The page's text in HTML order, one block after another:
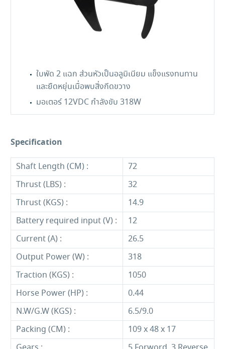
ใบพัด 2 แฉก ส่วนหัวเป็นอลูมิเนียม แข็งแรงทนทาน
และยืดหยุ่นเมื่อพบสิ่งกีดขวาง
มอเตอร์ 12VDC กำลังขับ 318W
Specification
Shaft Length (CM) :
72
Thrust (LBS) :
32
Thrust (KGS) :
14.9
Battery required input (V) :
12
Current (A) :
26.5
Output Power (W) :
318
Traction (KGS) :
1050
Horse Power (HP) :
0.44
N.W/G.W (KGS) :
6.5/9.0
Packing (CM) :
109 x 48 x 17